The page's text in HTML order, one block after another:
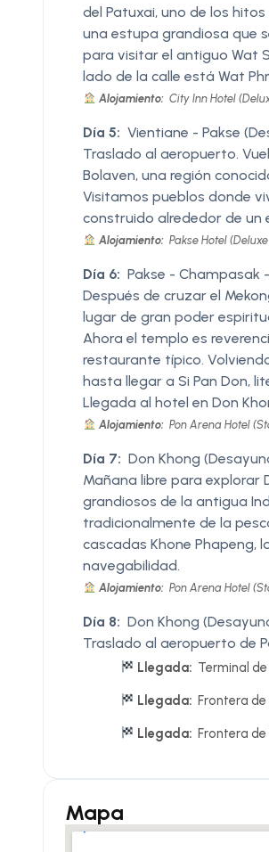
del Patuxai, uno de los
una estupa grandiosa que
para visitar el antiguo Wat
lado de la calle está Wat
Alojamiento: City Inn Hotel
Día 5: Vientiane - Pakse
Traslado al aeropuerto.
Bolaven, una región
Visitamos pueblos donde
construido alrededor de un
Alojamiento: Pakse Hotel
Día 6: Pakse - Champasak
Después de cruzar el
lugar de gran poder
Ahora el templo es
restaurante típico.
hasta llegar a Si Pan Don,
Llegada al hotel en Don
Alojamiento: Pon Arena Hotel
Día 7: Don Khong
Mañana libre para explorar
grandiosos de la antigua
tradicionalmente de la
cascadas Khone Phapeng,
navegabilidad.
Alojamiento: Pon Arena Hotel
Día 8: Don Khong
Traslado al aeropuerto de
Llegada: Terminal
Llegada: Frontera
Llegada: Frontera
Mapa